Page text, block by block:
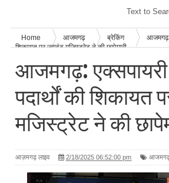
Home आजमगढ़ ब्रेकिंग
आजमगढ़:
शिकायत पर ज्वाइंट मजिस्ट्रेट ने की छापेमारी
आजमगढ़: एक्सपायरी
पदार्थों की शिकायत
मजिस्ट्रेट ने की
आज़मगढ़ लाइव 2/18/2025 06:52:00 pm